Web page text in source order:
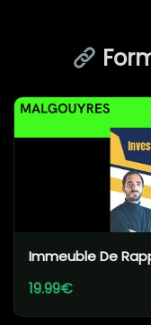
Immeuble De
19.99€